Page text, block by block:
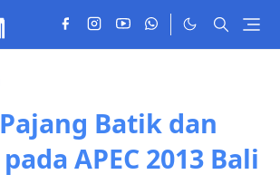
Batik dan
APEC 2013 Bali